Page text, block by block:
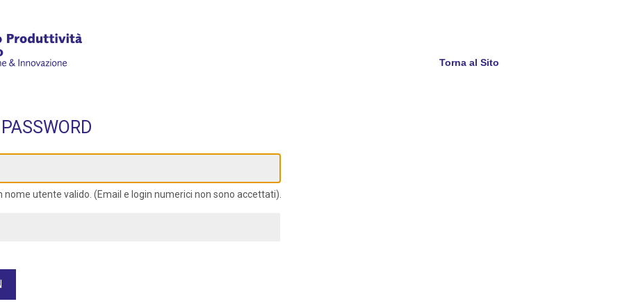
Torna al Sito
nome utente valido. (Email e login numerici non sono accettati).